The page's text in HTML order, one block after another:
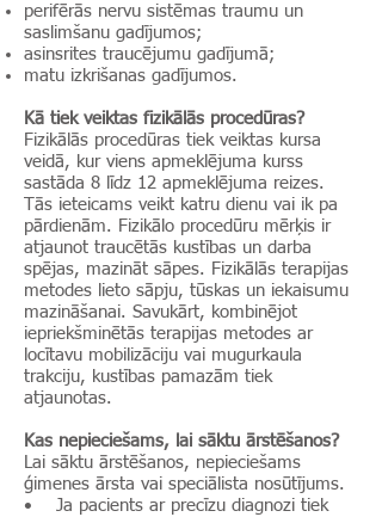
perifērās nervu sistēmas traumu un
saslimšanu gadījumos;
asinsrites traucējumu gadījumā;
matu izkrišanas gadījumos.
Kā tiek veiktas fizikālās procedūras?
Fizikālās procedūras tiek veiktas kursa
veidā, kur viens apmeklējuma kurss
sastāda 8 līdz 12 apmeklējuma reizes.
Tās ieteicams veikt katru dienu vai ik pa
pārdienām. Fizikālo procedūru mērķis ir
atjaunot traucētās kustības un darba
spējas, mazināt sāpes. Fizikālās terapijas
metodes lieto sāpju, tūskas un iekaisumu
mazināšanai. Savukārt, kombinējot
iepriekšminētās terapijas metodes ar
locītavu mobilizāciju vai mugurkaula
trakciju, kustības pamazām tiek
atjaunotas.
Kas nepieciešams, lai sāktu ārstēšanos?
Lai sāktu ārstēšanos, nepieciešams
ģimenes ārsta vai speciālista nosūtījums.
• Ja pacients ar precīzu diagnozi tiek